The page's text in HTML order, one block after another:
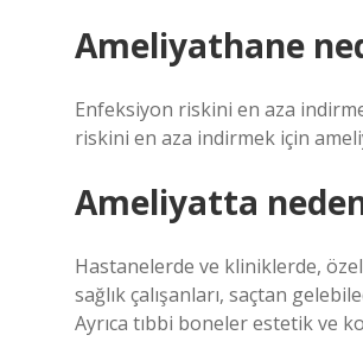
Ameliyathane
Enfeksiyon riskini en aza
riskini en aza indirmek için
Ameliyatta
Hastanelerde ve kliniklerde,
sağlık çalışanları, saçtan
Ayrıca tıbbi boneler estetik ve